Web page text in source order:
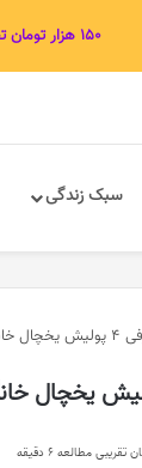
۱۵۰ هزار تومان تخفیف
سبک زندگی
تقریبی مطالعه 6 دقیقه